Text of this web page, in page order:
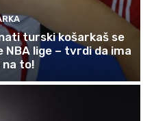
turski košarkaš se
lige – tvrdi da ima
to!